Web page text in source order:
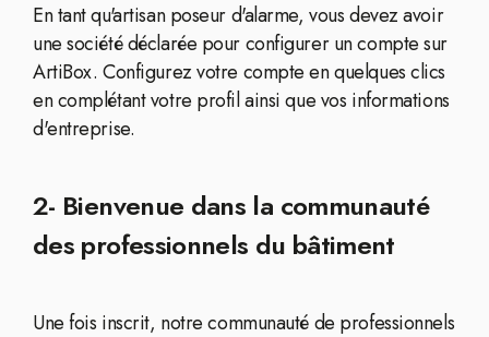
En tant qu'artisan poseur d'alarme, vous devez avoir
une société déclarée pour configurer un compte sur
ArtiBox. Configurez votre compte en quelques clics
en complétant votre profil ainsi que vos informations
d'entreprise.
2- Bienvenue dans la communauté
des professionnels du bâtiment
Une fois inscrit, notre communauté de professionnels